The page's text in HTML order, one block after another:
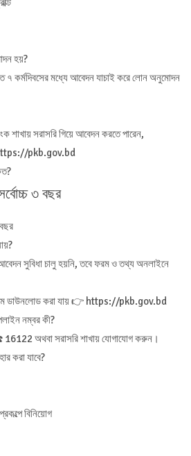
হয়?
৭ কর্মদিবসের মধ্যে আবেদন যাচাই করে লোন অনুমোদন
শাখায় সরাসরি গিয়ে আবেদন করতে পারেন,
https://pkb.gov.bd
৩ বছর
সুবিধা চালু হয়নি, তবে ফরম ও তথ্য অনলাইনে
ডাউনলোড করা যায় 👉 https://pkb.gov.bd
নম্বর কী?
অথবা সরাসরি শাখায় যোগাযোগ করুন।
করা যাবে?
বিনিয়োগ